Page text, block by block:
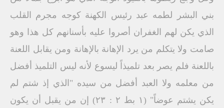
بني البشر لطمه عبد رئيس الكهنة كوجه مجرم القلب
الذي يكن لهم الغفران أصروا عليه بأسنانهم كل هذا وهو
صامت ولا يتكلم من يرد الإهانة بالإهانة ومن يقابل اللعنة
باللعنة فلم يصر بعد تلميذاً ليسوع لأنه ليس التلميذ أفضل
من معلمه ولا العبد أفضل من سيده "الذي إذ شتم لم
يكن يشتم عوضاً" (۱ بط ۲ : ۲۳) إن من يقبل أن يكون